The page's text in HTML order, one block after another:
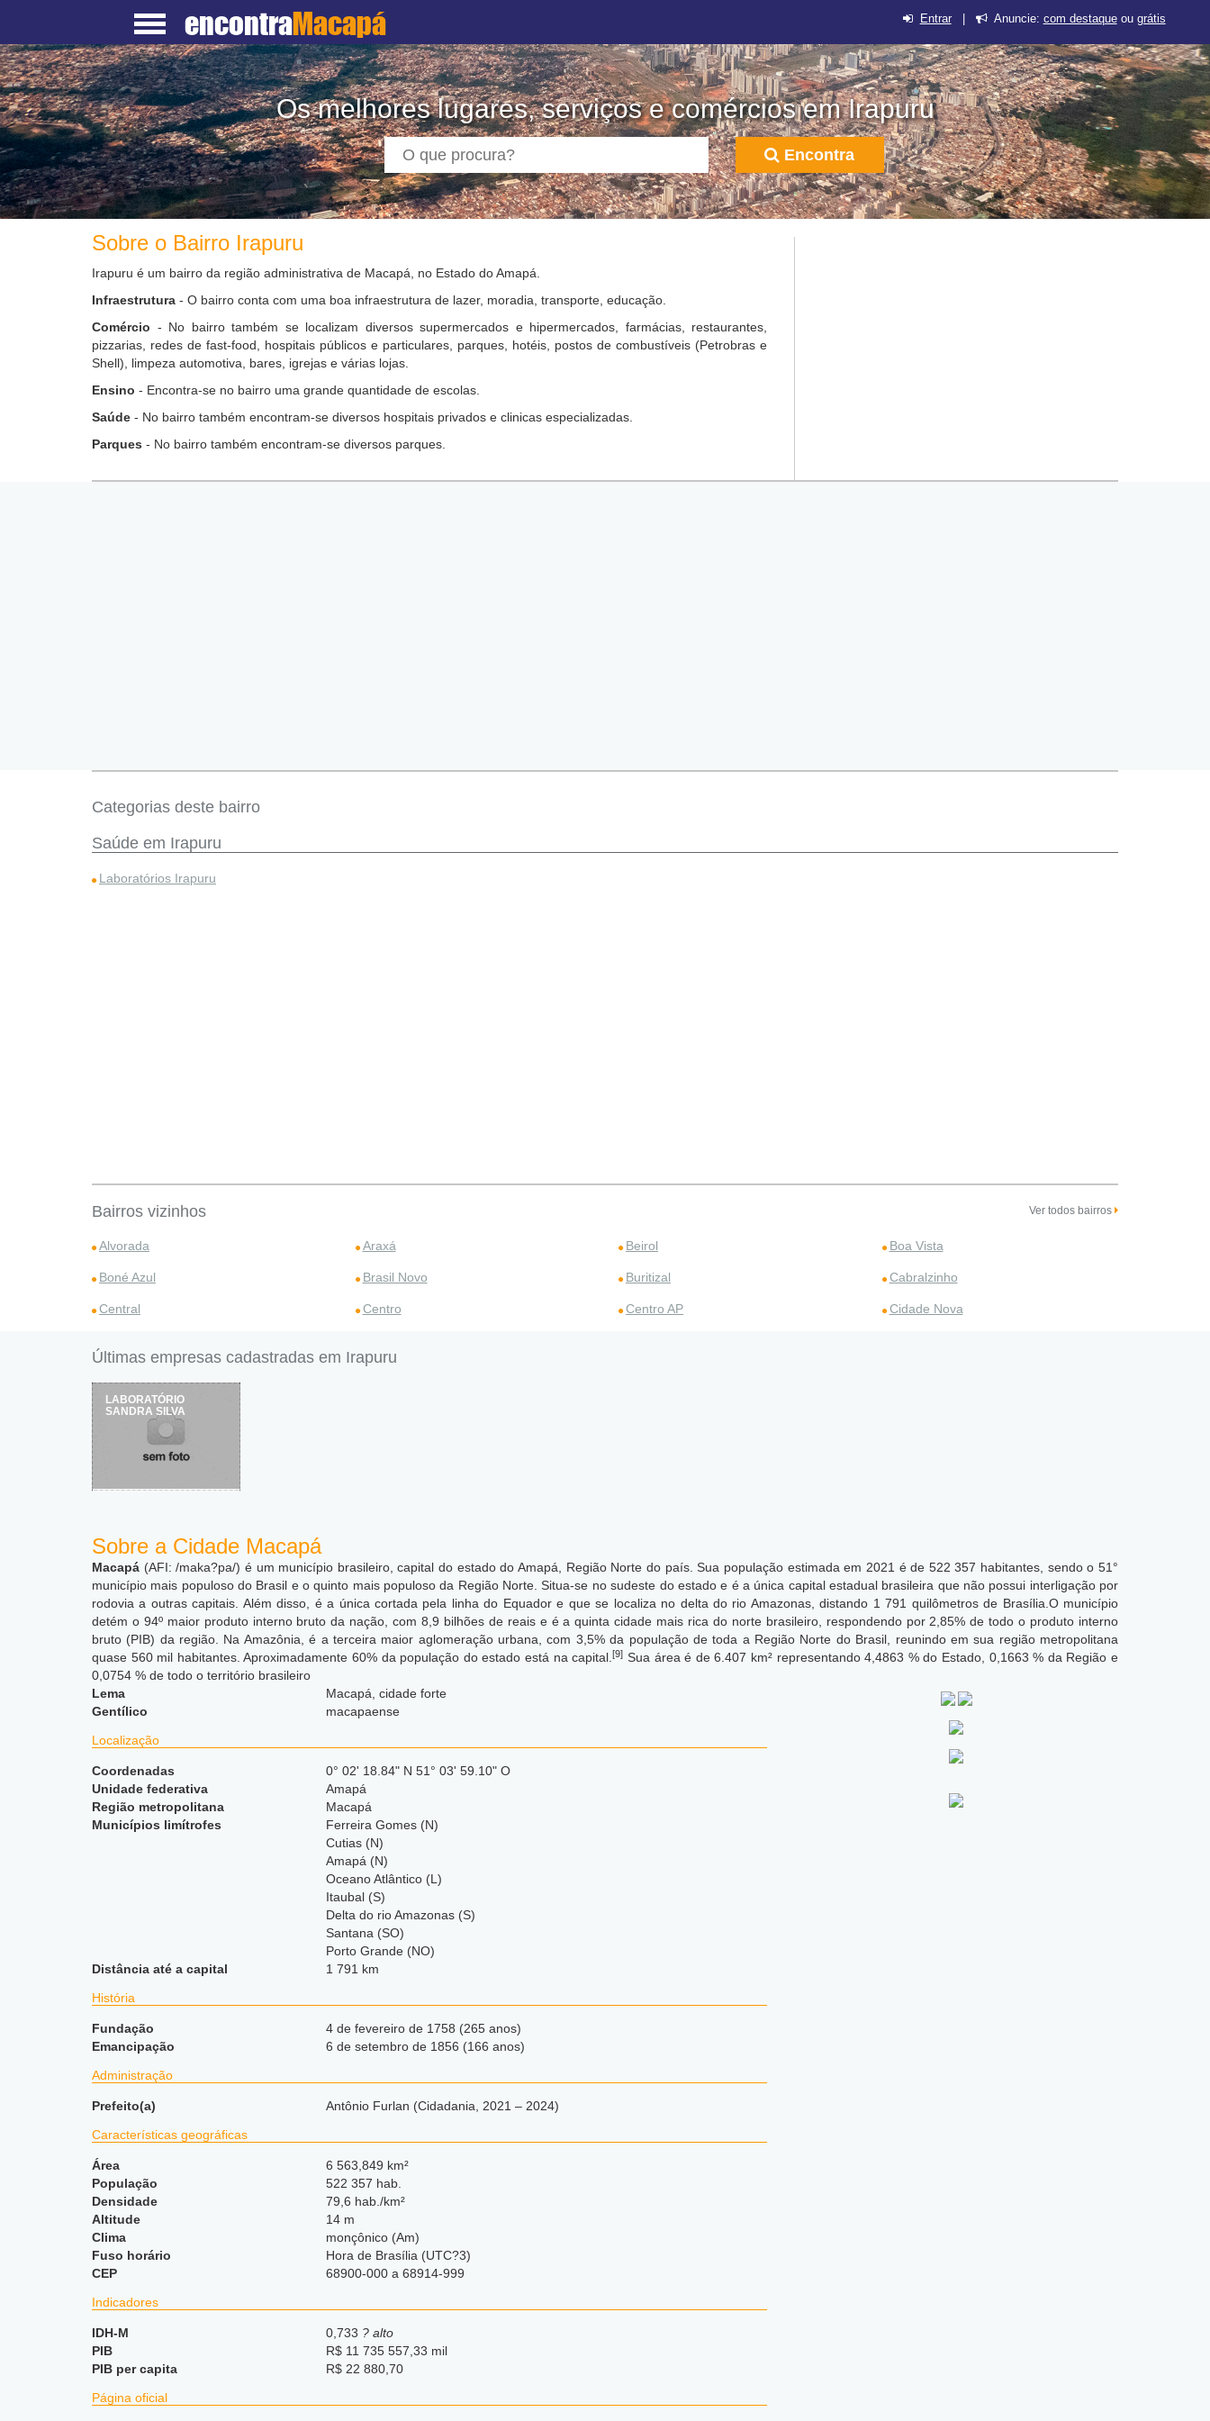
encontraMacapá Entrar| Anuncie: com destaqueou grátis
Os melhores lugares, serviços e comércios em Irapuru
Encontra
Sobre o Bairro Irapuru
Irapuru é um bairro da região administrativa de Macapá, no Estado do Amapá.
Infraestrutura - O bairro conta com uma boa infraestrutura de lazer, moradia, transporte, educação.
Comércio - No bairro também se localizam diversos supermercados e hipermercados, farmácias, restaurantes,
pizzarias, redes de fast-food, hospitais públicos e particulares, parques, hotéis, postos de combustíveis (Petrobras e
Shell), limpeza automotiva, bares, igrejas e várias lojas.
Ensino - Encontra-se no bairro uma grande quantidade de escolas.
Saúde - No bairro também encontram-se diversos hospitais privados e clinicas especializadas.
Parques - No bairro também encontram-se diversos parques.
Categorias deste bairro
Saúde em Irapuru
Laboratórios Irapuru
Bairros vizinhos Ver todos bairros
Alvorada Araxá Beirol Boa Vista
Boné Azul Brasil Novo Buritizal Cabralzinho
Central Centro Centro AP Cidade Nova
Últimas empresas cadastradas em Irapuru
LABORATÓRIO
SANDRA SILVA
Sobre a Cidade Macapá
Macapá (AFI: /maka?pa/) é um município brasileiro, capital do estado do Amapá, Região Norte do país. Sua população estimada em 2021 é de 522 357 habitantes, sendo o 51°
município mais populoso do Brasil e o quinto mais populoso da Região Norte. Situa-se no sudeste do estado e é a única capital estadual brasileira que não possui interligação por
rodovia a outras capitais. Além disso, é a única cortada pela linha do Equador e que se localiza no delta do rio Amazonas, distando 1 791 quilômetros de Brasília.O município
detém o 94º maior produto interno bruto da nação, com 8,9 bilhões de reais e é a quinta cidade mais rica do norte brasileiro, respondendo por 2,85% de todo o produto interno
bruto (PIB) da região. Na Amazônia, é a terceira maior aglomeração urbana, com 3,5% da população de toda a Região Norte do Brasil, reunindo em sua região metropolitana
quase 560 mil habitantes. Aproximadamente 60% da população do estado está na capital.[9] Sua área é de 6.407 km² representando 4,4863 % do Estado, 0,1663 % da Região e
0,0754 % de todo o território brasileiro
Lema
Macapá, cidade forte
Gentílico
macapaense
Localização
Coordenadas
0° 02' 18.84" N 51° 03' 59.10" O
Unidade federativa
Amapá
Região metropolitana
Macapá
Municípios limítrofes
Ferreira Gomes (N)
Cutias (N)
Amapá (N)
Oceano Atlântico (L)
Itaubal (S)
Delta do rio Amazonas (S)
Santana (SO)
Porto Grande (NO)
Distância até a capital
1 791 km
História
Fundação
4 de fevereiro de 1758 (265 anos)
Emancipação
6 de setembro de 1856 (166 anos)
Administração
Prefeito(a)
Antônio Furlan (Cidadania, 2021 – 2024)
Características geográficas
Área
6 563,849 km²
População
522 357 hab.
Densidade
79,6 hab./km²
Altitude
14 m
Clima
monçônico (Am)
Fuso horário
Hora de Brasília (UTC?3)
CEP
68900-000 a 68914-999
Indicadores
IDH-M 0,733 ? alto
PIB
R$ 11 735 557,33 mil
PIB per capita
R$ 22 880,70
Página oficial